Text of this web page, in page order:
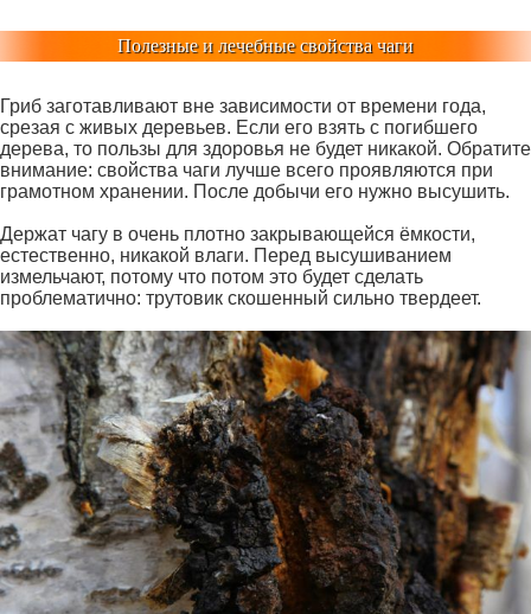
Полезные и лечебные свойства чаги
Гриб заготавливают вне зависимости от времени года,
срезая с живых деревьев. Если его взять с погибшего
дерева, то пользы для здоровья не будет никакой. Обратите
внимание: свойства чаги лучше всего проявляются при
грамотном хранении. После добычи его нужно высушить.
Держат чагу в очень плотно закрывающейся ёмкости,
естественно, никакой влаги. Перед высушиванием
измельчают, потому что потом это будет сделать
проблематично: трутовик скошенный сильно твердеет.